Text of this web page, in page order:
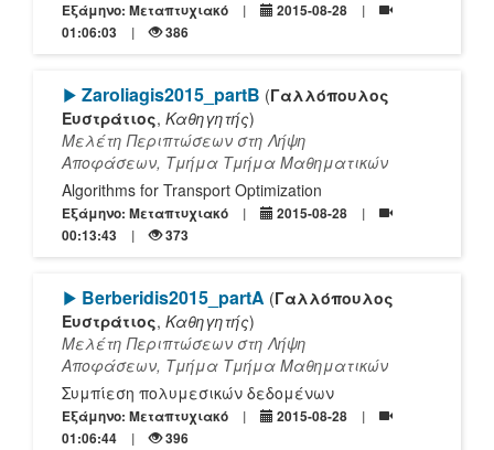
Εξάμηνο: Μεταπτυχιακό
2015-08-28
01:06:03
386
[Play]
Zaroliagis2015_partB (Γαλλόπουλος
Ευστράτιος, Καθηγητής)
Μελέτη Περιπτώσεων στη Λήψη
Αποφάσεων, Τμήμα Τμήμα Μαθηματικών
Algorithms for Transport Optimization
Εξάμηνο: Μεταπτυχιακό
2015-08-28
00:13:43
373
[Play]
Berberidis2015_partA (Γαλλόπουλος
Ευστράτιος, Καθηγητής)
Μελέτη Περιπτώσεων στη Λήψη
Αποφάσεων, Τμήμα Τμήμα Μαθηματικών
Συμπίεση πολυμεσικών δεδομένων
Εξάμηνο: Μεταπτυχιακό
2015-08-28
01:06:44
396